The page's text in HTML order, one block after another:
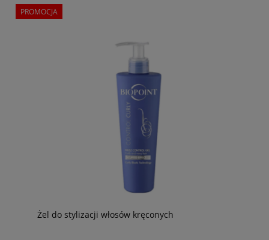
Żel do stylizacji włosów kręconych
PROMOCJA